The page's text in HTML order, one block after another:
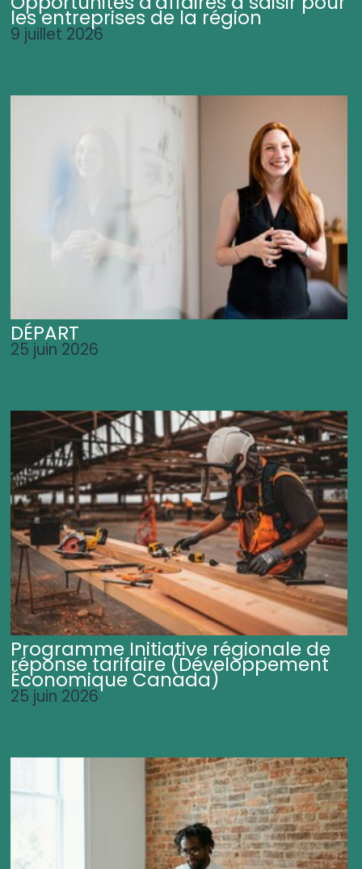
les entreprises de la région
9 juillet 2026
DÉPART
25 juin 2026
Programme Initiative régionale de
réponse tarifaire (Développement
Économique Canada)
25 juin 2026